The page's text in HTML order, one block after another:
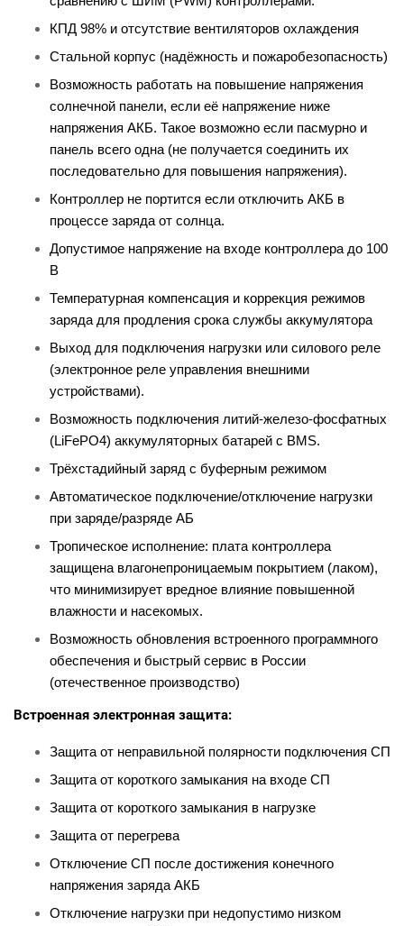
КПД 98% и отсутствие вентиляторов охлаждения
Стальной корпус (надёжность и пожаробезопасность)
Возможность работать на повышение напряжения
солнечной панели, если её напряжение ниже
напряжения АКБ. Такое возможно если пасмурно и
панель всего одна (не получается соединить их
последовательно для повышения напряжения).
Контроллер не портится если отключить АКБ в
процессе заряда от солнца.
Допустимое напряжение на входе контроллера до 100
В
Температурная компенсация и коррекция режимов
заряда для продления срока службы аккумулятора
Выход для подключения нагрузки или силового реле
(электронное реле управления внешними
устройствами).
Возможность подключения литий-железо-фосфатных
(LiFePO4) аккумуляторных батарей с BMS.
Трёхстадийный заряд с буферным режимом
Автоматическое подключение/отключение нагрузки
при заряде/разряде АБ
Тропическое исполнение: плата контроллера
защищена влагонепроницаемым покрытием (лаком),
что минимизирует вредное влияние повышенной
влажности и насекомых.
Возможность обновления встроенного программного
обеспечения и быстрый сервис в России
(отечественное производство)
Встроенная электронная защита:
Защита от неправильной полярности подключения СП
Защита от короткого замыкания на входе СП
Защита от короткого замыкания в нагрузке
Защита от перегрева
Отключение СП после достижения конечного
напряжения заряда АКБ
Отключение нагрузки при недопустимо низком